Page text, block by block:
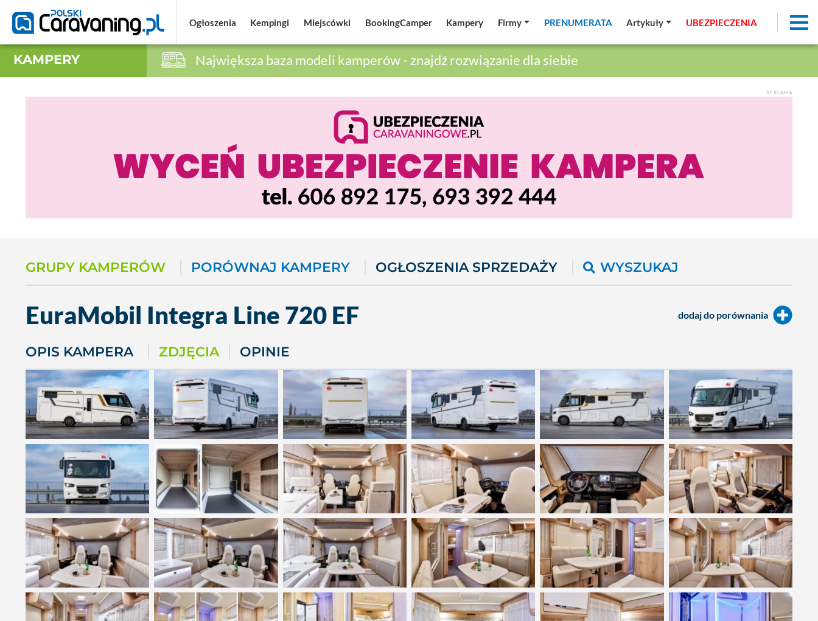
Ogłoszenia Kempingi Miejscówki BookingCamper Kampery Firmy PRENUMERATA Artykuły UBEZPIECZENIA
KAMPERY Największa baza modeli kamperów - znajdź rozwiązanie dla siebie
REKLAMA
GRUPY KAMPERÓW PORÓWNAJ KAMPERY OGŁOSZENIA SPRZEDAŻY WYSZUKAJ
EuraMobil Integra Line 720 EF dodaj do porównania
OPIS KAMPERA ZDJĘCIA OPINIE
Ogłoszenia Kempingi Miejscówki BookingCamper Kampery Firmy PRENUMERATA Artykuły UBEZPIECZENIA